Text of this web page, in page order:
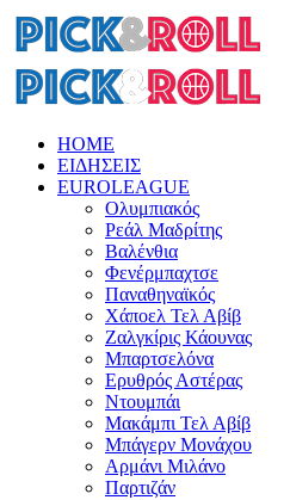
HOME
ΕΙΔΗΣΕΙΣ
EUROLEAGUE
Ολυμπιακός
Ρεάλ Μαδρίτης
Βαλένθια
Φενέρμπαχτσε
Παναθηναϊκός
Χάποελ Τελ Αβίβ
Ζαλγκίρις Κάουνας
Μπαρτσελόνα
Ερυθρός Αστέρας
Ντουμπάι
Μακάμπι Τελ Αβίβ
Μπάγερν Μονάχου
Αρμάνι Μιλάνο
Παρτιζάν